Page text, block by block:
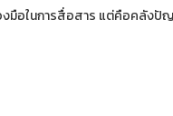
มือในการสื่อสาร แต่คือคลังปั